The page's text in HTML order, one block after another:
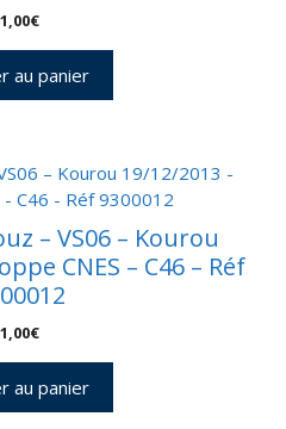
1,00€
au panier
– VS06 – Kourou
CNES – C46 – Réf
1,00€
au panier